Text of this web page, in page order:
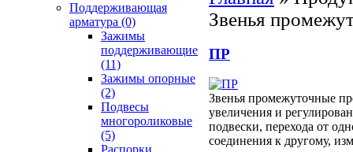
Поддерживающая
арматура (0)
Зажимы
поддерживающие
(11)
Зажимы опорные
(2)
Подвесы
многороликовые
(5)
Звенья
ПР
Звенья промежуточные
увеличения и
подвески, перехода от
соединения к другому,